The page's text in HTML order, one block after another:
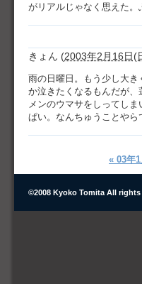
がリアルじゃなく思えた。
きょん (2003年2月16日(
雨の日曜日。もう少し大
か泣きたくなるもんだが
メンのウマサをしってし
ぱい。なんちゅうことやら
« 03年1
©2008 Kyoko Tomita All rights